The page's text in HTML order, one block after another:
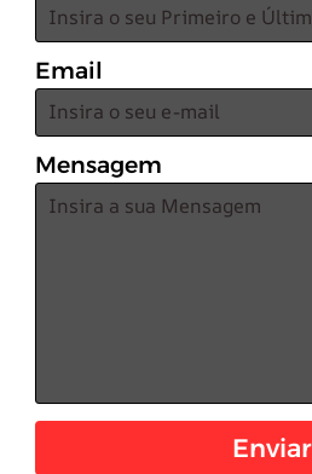
Email
Mensagem
Enviar